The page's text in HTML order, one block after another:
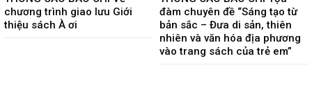
chương trình giao lưu Giới
thiệu sách À ơi
đàm chuyên đề “Sáng tạo từ
bản sắc – Đưa di sản, thiên
nhiên và văn hóa địa phương
vào trang sách của trẻ em”